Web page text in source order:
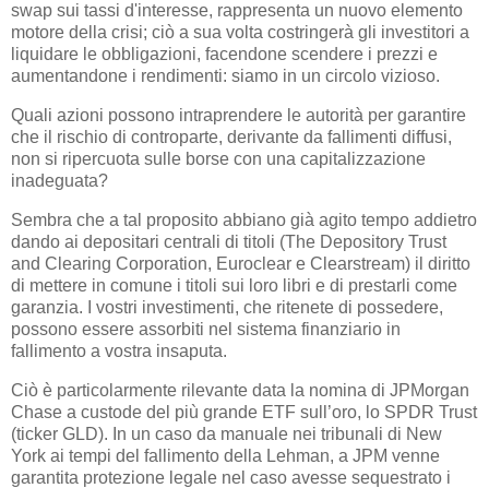
swap sui tassi d'interesse, rappresenta un nuovo elemento
motore della crisi; ciò a sua volta costringerà gli investitori a
liquidare le obbligazioni, facendone scendere i prezzi e
aumentandone i rendimenti: siamo in un circolo vizioso.
Quali azioni possono intraprendere le autorità per garantire
che il rischio di controparte, derivante da fallimenti diffusi,
non si ripercuota sulle borse con una capitalizzazione
inadeguata?
Sembra che a tal proposito abbiano già agito tempo addietro
dando ai depositari centrali di titoli (The Depository Trust
and Clearing Corporation, Euroclear e Clearstream) il diritto
di mettere in comune i titoli sui loro libri e di prestarli come
garanzia. I vostri investimenti, che ritenete di possedere,
possono essere assorbiti nel sistema finanziario in
fallimento a vostra insaputa.
Ciò è particolarmente rilevante data la nomina di JPMorgan
Chase a custode del più grande ETF sull’oro, lo SPDR Trust
(ticker GLD). In un caso da manuale nei tribunali di New
York ai tempi del fallimento della Lehman, a JPM venne
garantita protezione legale nel caso avesse sequestrato i